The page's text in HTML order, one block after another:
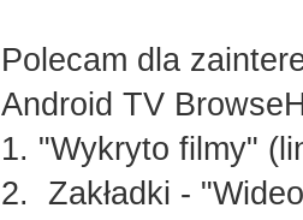
Polecam dla
Android TV
1. "Wykryto filmy"
2. Zakładki -